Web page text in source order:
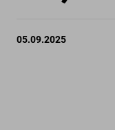
05.09.2025